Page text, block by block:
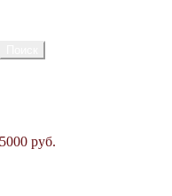
руб.